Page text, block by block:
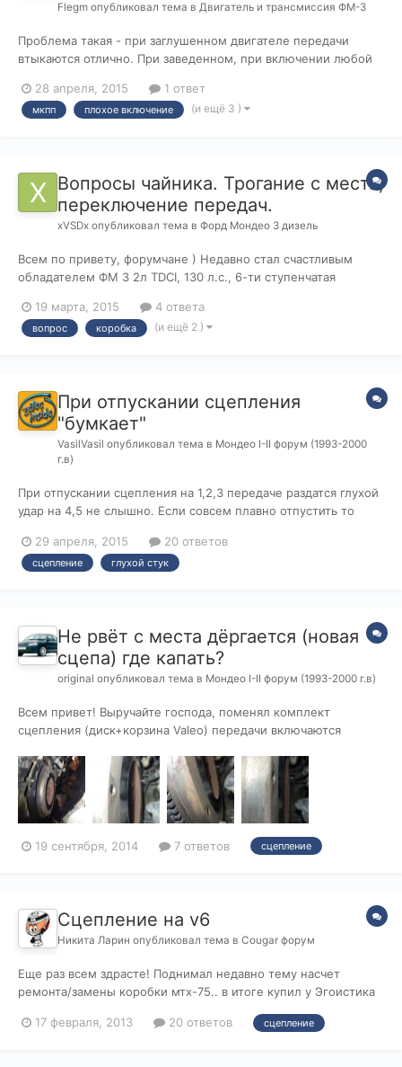
Flegm опубликовал тема в Двигатель и трансмиссия ФМ-3
Проблема такая - при заглушенном двигателе передачи
втыкаются отлично. При заведенном, при включении любой
немного подгазовать с нажатой педалью сцепления и
передача легко встает на место. В чем причина такого
28 апреля, 2015 1 ответ
мкпп плохое включение (и ещё 3 )
Вопросы чайника. Трогание с места,
переключение передач.
xVSDx опубликовал тема в Форд Мондео 3 дизель
Всем по привету, форумчане ) Недавно стал счастливым
обладателем ФМ 3 2л TDCI, 130 л.с., 6-ти ступенчатая
автошколы , до покупки мони ездил на автомате. Собственно
говоря у меня два вопроса ))) 1) Подскажите как грамотно
19 марта, 2015 4 ответа
вопрос коробка (и ещё 2 )
При отпускании сцепления
"бумкает"
VasilVasil опубликовал тема в Мондео I-II форум (1993-2000
г.в)
При отпускании сцепления на 1,2,3 передаче раздатся глухой
удар на 4,5 не слышно. Если совсем плавно отпустить то
года назад. Прошу поделиться примудростями.
29 апреля, 2015 20 ответов
сцепление глухой стук
Не рвёт с места дёргается (новая
сцепа) где капать?
original опубликовал тема в Мондео I-II форум (1993-2000 г.в)
Всем привет! Выручайте господа, поменял комплект
сцепления (диск+корзина Valeo) передачи включаются
1/3 хода, педаль мягкая но нет приемистости. Резкие старты
да и просто уверенный разгон сопровождается каким то
дёрганьем будто проскальз...
19 сентября, 2014 7 ответов сцепление
Сцепление на v6
Никита Ларин опубликовал тема в Cougar форум
Еще раз всем здрасте! Поднимал недавно тему насчет
ремонта/замены коробки мтх-75.. в итоге купил у Эгоистика
денег на коробку, сцепление и работу одновременно нету))
17 февраля, 2013 20 ответов сцепление